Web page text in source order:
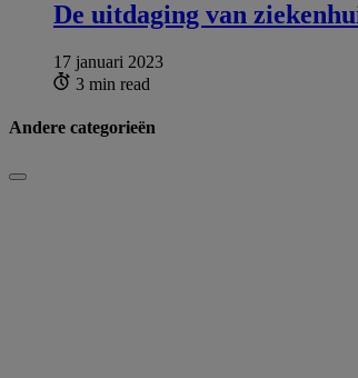
De uitdaging van
17 januari 2023
3 min read
Andere categorieën
Sluiten